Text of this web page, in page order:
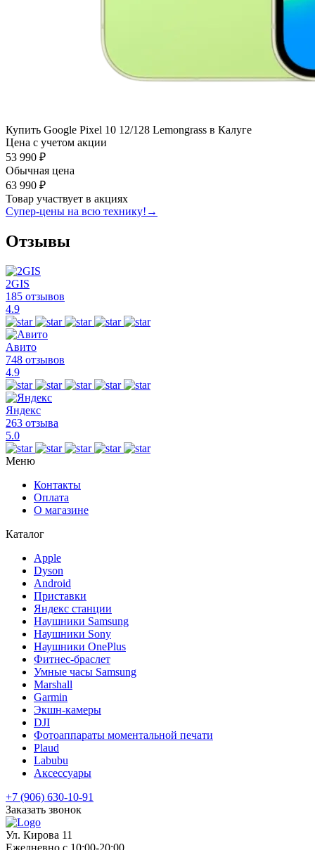
Купить Google Pixel 10 12/128 Lemongrass в Калуге
Цена с учетом акции
53 990 ₽
Обычная цена
63 990 ₽
Товар участвует в акциях
Супер-цены на всю технику! →
Отзывы
2GIS
185 отзывов
4.9
Авито
748 отзывов
4.9
Яндекс
263 отзыва
5.0
Меню
Контакты
Оплата
О магазине
Каталог
Apple
Dyson
Android
Приставки
Яндекс станции
Наушники Samsung
Наушники Sony
Наушники OnePlus
Фитнес-браслет
Умные часы Samsung
Marshall
Garmin
Экшн-камеры
DJI
Фотоаппараты моментальной печати
Plaud
Labubu
Аксессуары
+7 (906) 630-10-91
Заказать звонок
Ул. Кирова 11
Ежедневно с 10:00-20:00